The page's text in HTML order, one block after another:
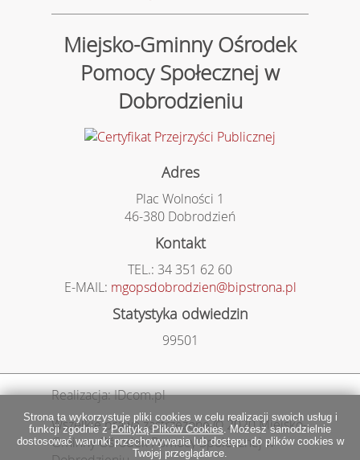
Miejsko-Gminny Ośrodek
Pomocy Społecznej w
Dobrodzieniu
Adres
Plac Wolności 1
46-380 Dobrodzień
Kontakt
TEL.: 34 351 62 60
E-MAIL: mgopsdobrodzien@bipstrona.pl
Statystyka odwiedzin
99501
Realizacja: IDcom.pl
Wszelkie prawa zastrzeżone © 2020 Miejsko-
Gminny Ośrodek Pomocy Społecznej w
Strona ta wykorzystuje pliki cookies w celu realizacji swoich usług i
funkcji zgodnie zPolityką Plików Cookies. Możesz samodzielnie
dostosować warunki przechowywania lub dostępu do plików cookies w
Twojej przeglądarce.